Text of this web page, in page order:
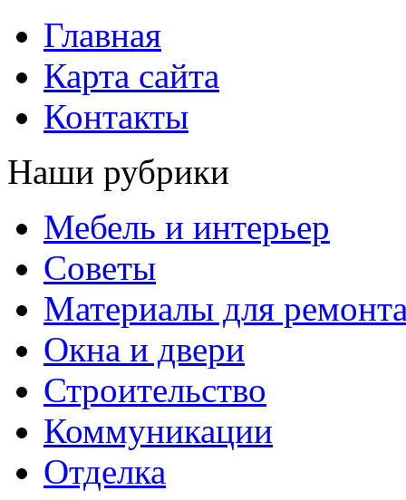
Главная
Карта сайта
Контакты
Наши рубрики
Мебель и интерьер
Советы
Материалы для
Окна и двери
Строительство
Коммуникации
Отделка